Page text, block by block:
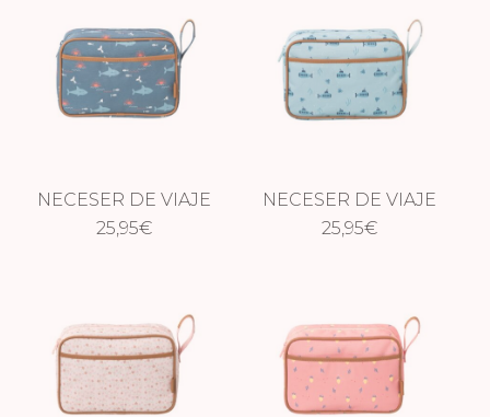
NECESER DE VIAJE
IMPERMEABLE
25,95€
NECESER DE VIAJE
IMPERMEABLE
25,95€